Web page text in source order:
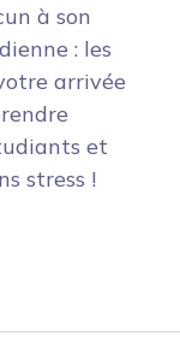
à son
: les
arrivée
et
stress !